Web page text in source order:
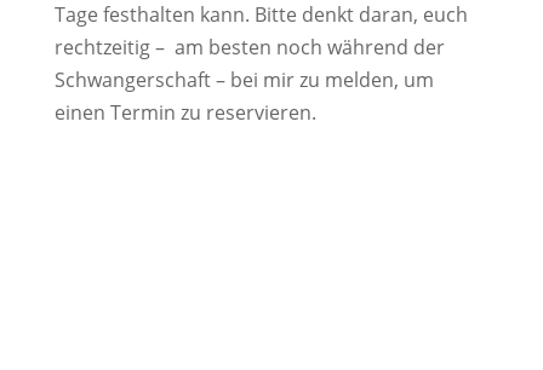
Tage festhalten kann. Bitte denkt daran, euch
rechtzeitig – am besten noch während der
Schwangerschaft – bei mir zu melden, um
einen Termin zu reservieren.